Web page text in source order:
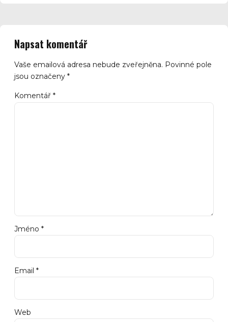
Napsat komentář
Vaše emailová adresa nebude zveřejněna. Povinné pole
jsou označeny *
Komentář *
Jméno *
Email *
Web